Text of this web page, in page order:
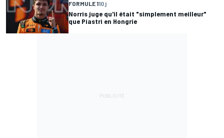
FORMULE 110 j
Norris juge qu'il était "simplement meilleur"
que Piastri en Hongrie